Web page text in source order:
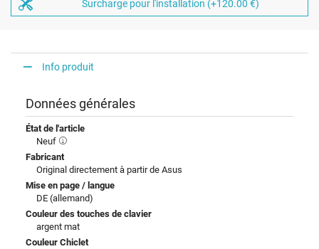
Surcharge pour l'installation (+120.00 €)
Info produit
Données générales
État de l'article
Neuf
Fabricant
Original directement à partir de Asus
Mise en page / langue
DE (allemand)
Couleur des touches de clavier
argent mat
Couleur Chiclet